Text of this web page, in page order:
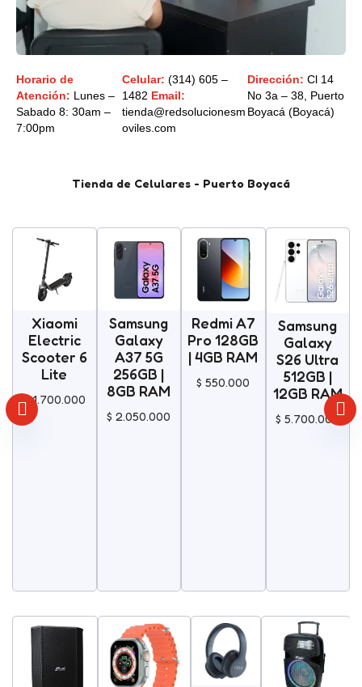
Horario de
Atención: Lunes –
Sabado 8: 30am –
7:00pm
Celular:(314) 605 –
1482 Email:
tienda@redsolucionesm
oviles.com
Dirección: Cl 14
No 3a – 38, Puerto
Boyacá (Boyacá)
Tienda de Celulares - Puerto Boyacá
Xiaomi
Electric
Scooter 6
Lite
$1.700.000
Samsung
Galaxy
A37 5G
256GB |
8GB RAM
$ 2.050.000
Redmi A7
Pro 128GB
| 4GB RAM
$ 550.000
Samsung
Galaxy
S26 Ultra
512GB |
12GB RAM
$ 5.700.000